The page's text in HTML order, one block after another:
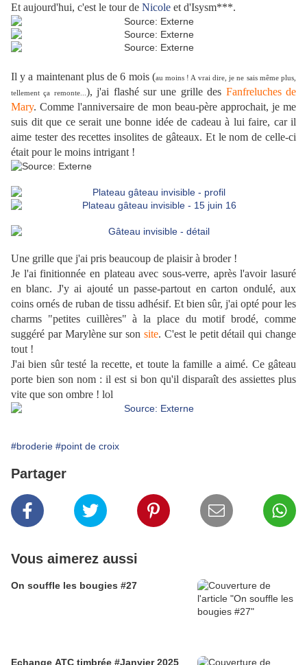
Et aujourd'hui, c'est le tour de Nicole et d'Isysm***.
Il y a maintenant plus de 6 mois (au moins ! A vrai dire, je ne sais même plus,
tellement ça remonte... ), j'ai flashé sur une grille des Fanfreluches de
Mary. Comme l'anniversaire de mon beau-père approchait, je me
suis dit que ce serait une bonne idée de cadeau à lui faire, car il
aime tester des recettes insolites de gâteaux. Et le nom de celle-ci
était pour le moins intrigant !
Une grille que j'ai pris beaucoup de plaisir à broder !
Je l'ai finitionnée en plateau avec sous-verre, après l'avoir lasuré
en blanc. J'y ai ajouté un passe-partout en carton ondulé, aux
coins ornés de ruban de tissu adhésif. Et bien sûr, j'ai opté pour les
charms "petites cuillères" à la place du motif brodé, comme
suggéré par Marylène sur sonsite. C'est le petit détail qui change
tout !
J'ai bien sûr testé la recette, et toute la famille a aimé. Ce gâteau
porte bien son nom : il est si bon qu'il disparaît des assiettes plus
vite que son ombre ! lol
#broderie #point de croix
Partager
Vous aimerez aussi
On souffle les bougies #27
Echange ATC timbrée #Janvier 2025